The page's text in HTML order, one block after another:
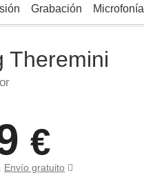
Grabación Microfonía
Theremini
€
Envío gratuito